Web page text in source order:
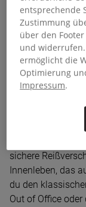
Tragekomfort
sind hart im
Teenager
Trägertyp
sichere
Innenleben, das
du den
Out of Office
entsprechende
Zustimmung
über den
und widerrufen.
ermöglicht die
Optimierung
Impressum.